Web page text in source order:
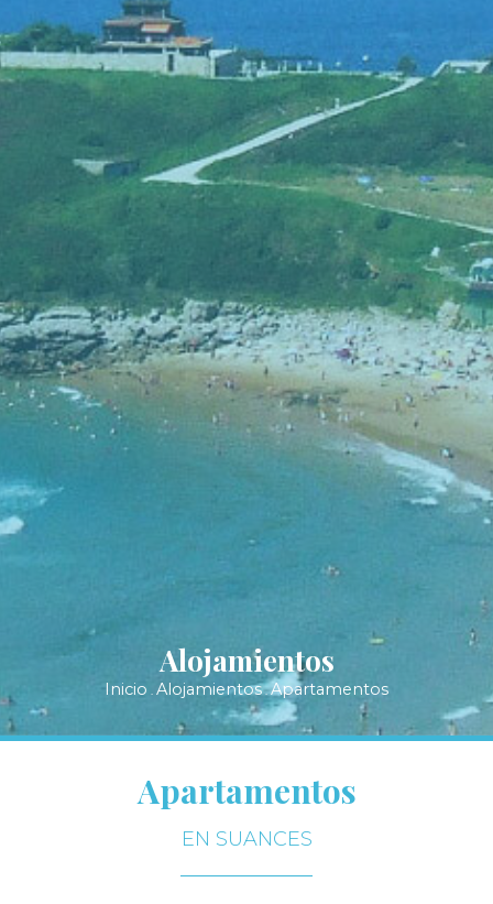
Alojamientos
Inicio . Alojamientos.Apartamentos
Apartamentos
EN SUANCES